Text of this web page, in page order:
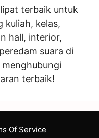
terbaik untuk
kuliah, kelas,
hall, interior,
suara di
terbaik!
Of Service